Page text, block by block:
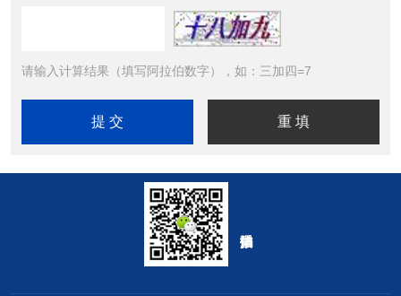
请输入计算结果（填写阿拉伯数字），如：三加四=7